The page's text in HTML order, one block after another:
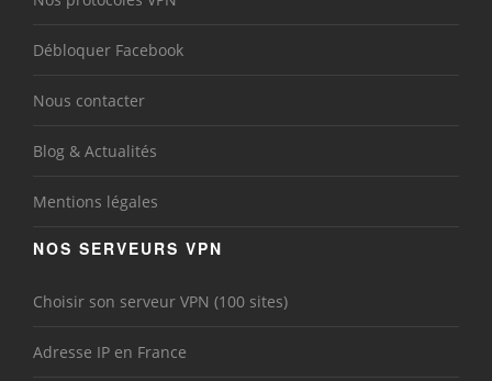
Débloquer Facebook
Nous contacter
Blog & Actualités
Mentions légales
NOS SERVEURS VPN
Choisir son serveur VPN (100 sites)
Adresse IP en France